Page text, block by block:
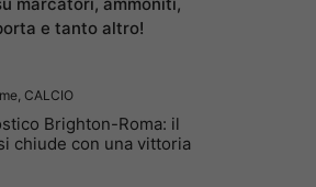
e tanto altro!
, CALCIO
Brighton-Roma: il
chiude con una vittoria